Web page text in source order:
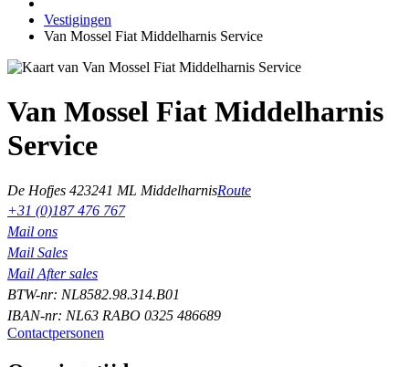
Vestigingen
Van Mossel Fiat Middelharnis Service
Van Mossel Fiat Middelharnis
Service
De Hofjes 423241 ML MiddelharnisRoute
+31 (0)187 476 767
Mail ons
Mail Sales
Mail After sales
BTW-nr: NL8582.98.314.B01
IBAN-nr: NL63 RABO 0325 486689
Contactpersonen